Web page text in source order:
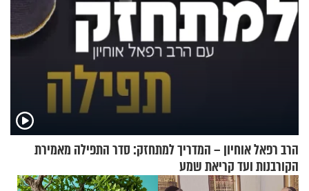
הרב רפאל אוחיון – המדריך למתחזק: סדר התפילה מאמירת
הקורבנות ועד קריאת שמע